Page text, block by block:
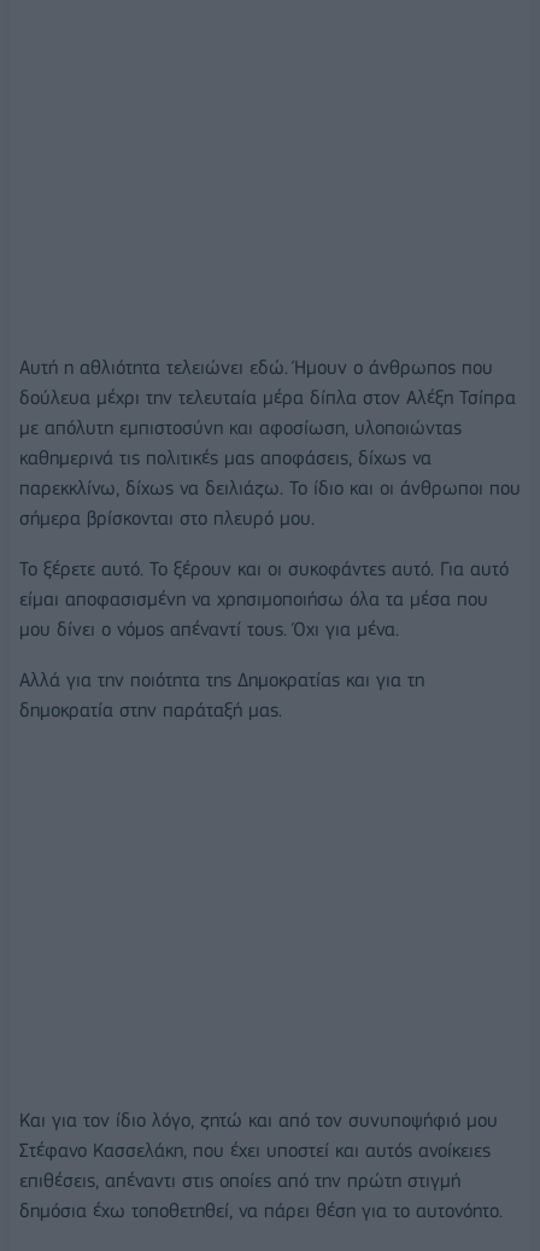
Αυτή η αθλιότητα τελειώνει εδώ. Ήμουν ο άνθρωπος που
δούλευα μέχρι την τελευταία μέρα δίπλα στον Αλέξη Τσίπρα
με απόλυτη εμπιστοσύνη και αφοσίωση, υλοποιώντας
καθημερινά τις πολιτικές μας αποφάσεις, δίχως να
παρεκκλίνω, δίχως να δειλιάζω. Το ίδιο και οι άνθρωποι που
σήμερα βρίσκονται στο πλευρό μου.
Το ξέρετε αυτό. Το ξέρουν και οι συκοφάντες αυτό. Για αυτό
είμαι αποφασισμένη να χρησιμοποιήσω όλα τα μέσα που
μου δίνει ο νόμος απέναντί τους. Όχι για μένα.
Αλλά για την ποιότητα της Δημοκρατίας και για τη
δημοκρατία στην παράταξή μας.
Και για τον ίδιο λόγο, ζητώ και από τον συνυποψήφιό μου
Στέφανο Κασσελάκη, που έχει υποστεί και αυτός ανοίκειες
επιθέσεις, απέναντι στις οποίες από την πρώτη στιγμή
δημόσια έχω τοποθετηθεί, να πάρει θέση για το αυτονόητο.